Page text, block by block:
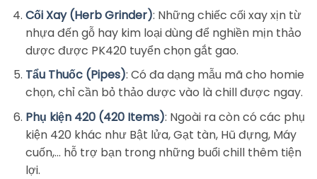
Cối Xay (Herb Grinder): Những chiếc cối xay xịn từ
nhựa đến gỗ hay kim loại dùng để nghiền mịn thảo
dược được PK420 tuyển chọn gắt gao.
Tẩu Thuốc (Pipes): Có đa dạng mẫu mã cho homie
chọn, chỉ cần bỏ thảo dược vào là chill được ngay.
Phụ kiện 420 (420 Items): Ngoài ra còn có các phụ
kiện 420 khác như Bật lửa, Gạt tàn, Hũ đựng, Máy
cuốn,… hỗ trợ bạn trong những buổi chill thêm tiện
lợi.